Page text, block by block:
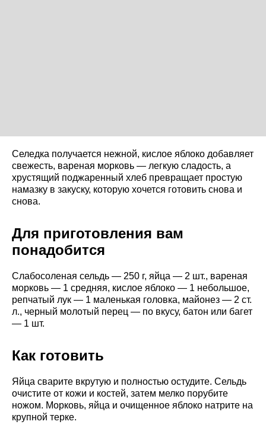
Селедка получается нежной, кислое яблоко добавляет
свежесть, вареная морковь — легкую сладость, а
хрустящий поджаренный хлеб превращает простую
намазку в закуску, которую хочется готовить снова и
снова.
Для приготовления вам
понадобится
Слабосоленая сельдь — 250 г, яйца — 2 шт., вареная
морковь — 1 средняя, кислое яблоко — 1 небольшое,
репчатый лук — 1 маленькая головка, майонез — 2 ст.
л., черный молотый перец — по вкусу, батон или багет
— 1 шт.
Как готовить
Яйца сварите вкрутую и полностью остудите. Сельдь
очистите от кожи и костей, затем мелко порубите
ножом. Морковь, яйца и очищенное яблоко натрите на
крупной терке.